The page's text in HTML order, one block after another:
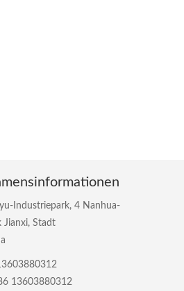
Industriepark, 4 Nanhua-
Jianxi, Stadt
13603880312